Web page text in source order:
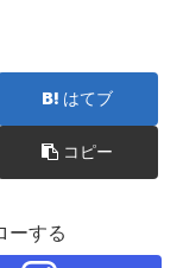
はてブ
コピー
ーする